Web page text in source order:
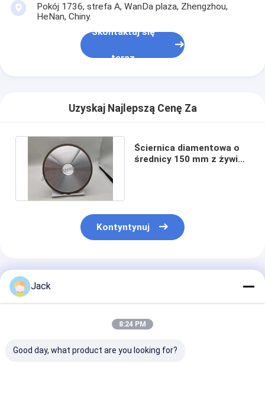
Pokój 1736, strefa A, WanDa plaza, Zhengzhou,
HeNan, Chiny.
Skontaktuj się
teraz
Uzyskaj Najlepszą Cenę Za
Ściernica diamentowa o
średnicy 150 mm z żywicą
Kontyntynuj
Polecane Produkty
Jack
8:24 PM
Good day, what product are you looking for?